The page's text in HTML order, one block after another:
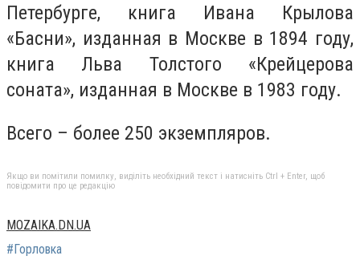
Петербурге, книга Ивана Крылова
«Басни», изданная в Москве в 1894 году,
книга Льва Толстого «Крейцерова
соната», изданная в Москве в 1983 году.
Всего – более 250 экземпляров.
Якщо ви помітили помилку, виділіть необхідний текст і натисніть Ctrl + Enter, щоб
повідомити про це редакцію
MOZAIKA.DN.UA
#Горловка